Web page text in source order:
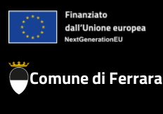
Comune di Ferrara